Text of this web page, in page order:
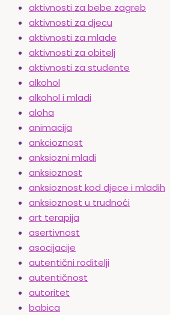
aktivnosti za bebe zagreb
aktivnosti za djecu
aktivnosti za mlade
aktivnosti za obitelj
aktivnosti za studente
alkohol
alkohol i mladi
aloha
animacija
ankcioznost
anksiozni mladi
anksioznost
anksioznost kod djece i mladih
anksioznost u trudnoći
art terapija
asertivnost
asocijacije
autentični roditelji
autentičnost
autoritet
babica